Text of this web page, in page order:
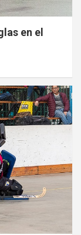
en el